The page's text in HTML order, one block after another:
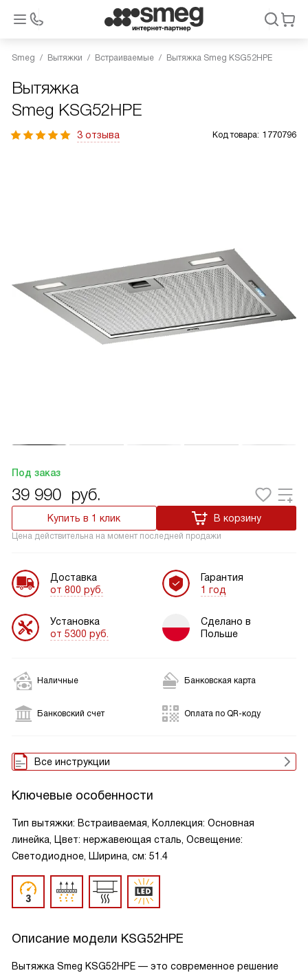
Smeg Вытяжки Встраиваемые Вытяжка Smeg KSG52HPE
Вытяжка
Smeg KSG52HPE
3 отзыва Код товара: 1770796
Под заказ
39 990 руб.
Купить в 1 клик В корзину
Цена действительна на момент последней продажи
Доставка
от 800 руб.
Установка
от 5300 руб.
Гарантия
1 год
Сделано в
Польше
Наличные Банковская карта
Банковский счет Оплата по QR-коду
Все инструкции
Ключевые особенности
Тип вытяжки: Встраиваемая, Коллекция: Основная
линейка, Цвет: нержавеющая сталь, Освещение:
Светодиодное, Ширина, см: 51.4
Описание модели KSG52HPE
Вытяжка Smeg KSG52HPE — это современное решение